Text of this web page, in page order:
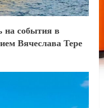
на события в
Вячеслава Тере